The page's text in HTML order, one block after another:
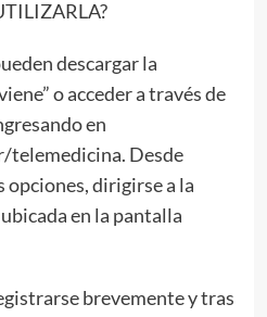
descargar la
o acceder a través de
en
Desde
opciones, dirigirse a la
en la pantalla
brevemente y tras